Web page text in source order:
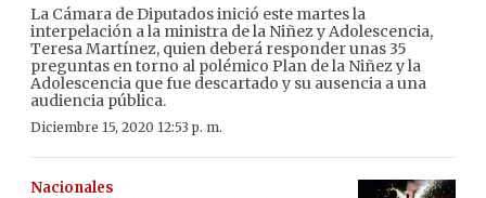
La Cámara de Diputados inició este martes la
interpelación a la ministra de la Niñez y Adolescencia,
Teresa Martínez, quien deberá responder unas 35
preguntas en torno al polémico Plan de la Niñez y la
Adolescencia que fue descartado y su ausencia a una
audiencia pública.
Diciembre 15, 2020 12:53 p. m.
Nacionales